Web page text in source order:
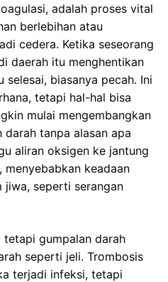
adalah proses vital
berlebihan atau
cedera. Ketika seseorang
daerah itu menghentikan
biasanya pecah. Ini
tetapi hal-hal bisa
mulai mengembangkan
tanpa alasan apa
aliran oksigen ke jantung
keadaan
jiwa, seperti serangan
tetapi gumpalan darah
seperti jeli. Trombosis
terjadi infeksi, tetapi